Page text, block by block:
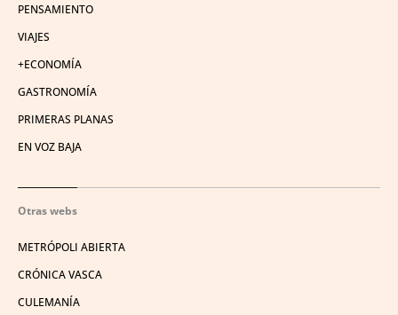
PENSAMIENTO
VIAJES
+ECONOMÍA
GASTRONOMÍA
PRIMERAS PLANAS
EN VOZ BAJA
Otras webs
METRÓPOLI ABIERTA
CRÓNICA VASCA
CULEMANÍA